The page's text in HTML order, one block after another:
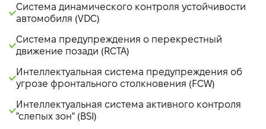
Система динамического контроля устойчивости
автомобиля (VDC)
Система предупреждения о перекрестный
движение позади (RCTA)
Интеллектуальная система предупреждения об
угрозе фронтального столкновения (FCW)
Интеллектуальная система активного контроля
"слепых зон" (BSI)